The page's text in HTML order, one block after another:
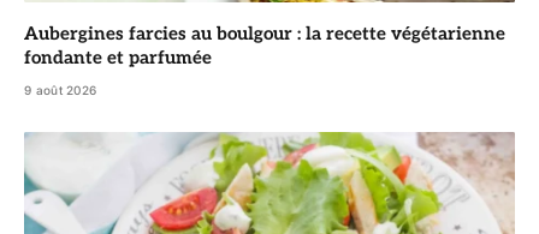
Aubergines farcies au boulgour : la recette végétarienne
fondante et parfumée
9 août 2026